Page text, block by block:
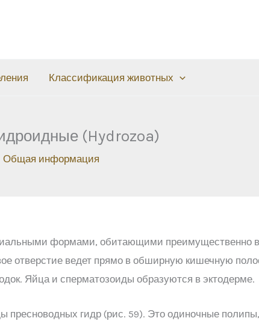
Классификация животных
(Hydrozoa)
Общая информация
формами, обитающими преимущественно
отверстие ведет прямо в обширную кишечную
Яйца и сперматозоиды образуются в эктодерме.
гидр (рис. 59). Это одиночные